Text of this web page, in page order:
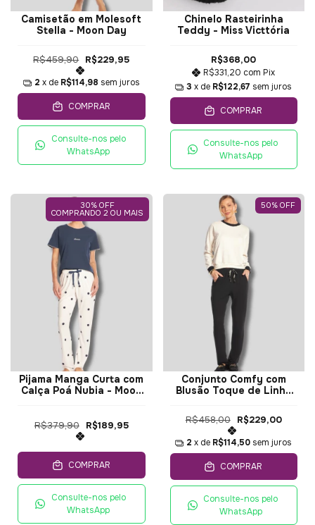
Camisetão em Molesoft
Stella - Moon Day
R$459,90 R$229,95
2 x de R$114,98 sem juros
COMPRAR
Consulte-nos pelo
WhatsApp
Chinelo Rasteirinha
Teddy - Miss Victtória
R$368,00
R$331,20 com Pix
3 x de R$122,67 sem juros
COMPRAR
Consulte-nos pelo
WhatsApp
30% OFF
COMPRANDO 2 OU MAIS
Pijama Manga Curta com
Calça Poá Nubia - Moon
R$379,90 R$189,95
COMPRAR
Consulte-nos pelo
WhatsApp
50% OFF
Conjunto Comfy com
Blusão Toque de Linho
R$458,00 R$229,00
2 x de R$114,50 sem juros
COMPRAR
Consulte-nos pelo
WhatsApp